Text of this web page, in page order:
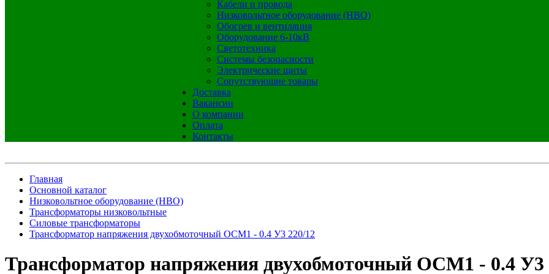
Кабели и провода
Низковольтное оборудование (НВО)
Обогрев и вентиляция
Оборудование 6-10кВ
Светотехника
Системы безопасности
Электрические щиты
Сопутствующие товары
Доставка
Вакансии
О компании
Оплата
Контакты
Главная
Основной каталог
Низковольтное оборудование (НВО)
Трансформаторы низковольтные
Силовые трансформаторы
Трансформатор напряжения двухобмоточный ОСМ1 - 0.4 У3 220/12
Трансформатор напряжения двухобмоточный ОСМ1 - 0.4 У3